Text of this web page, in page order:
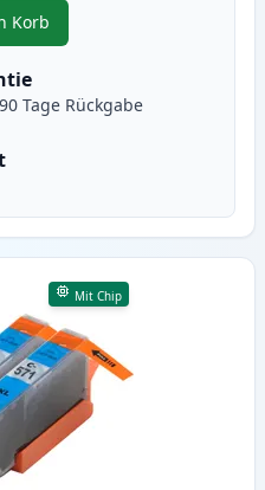
anzupassen
Korb
, 2 stück Canon CLI-571XL
Tage Rückgabe
Mit Chip